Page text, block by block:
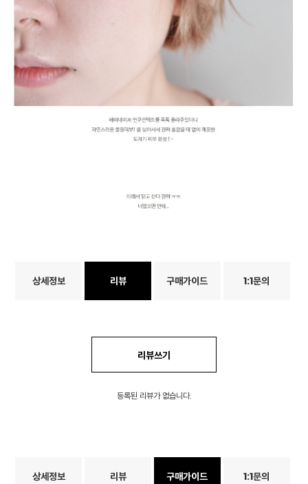
상세정보 리뷰 구매가이드 1:1문의
리뷰쓰기
등록된 리뷰가 없습니다.
상세정보 리뷰 구매가이드 1:1문의